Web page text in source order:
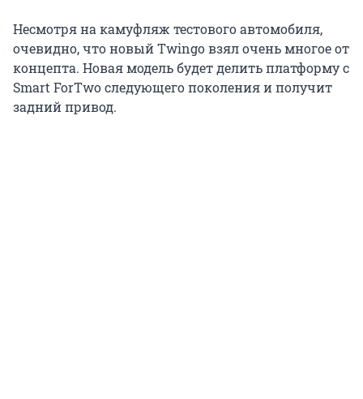
Несмотря на камуфляж тестового автомобиля,
очевидно, что новый Twingo взял очень многое от
концепта. Новая модель будет делить платформу с
Smart ForTwo следующего поколения и получит
задний привод.